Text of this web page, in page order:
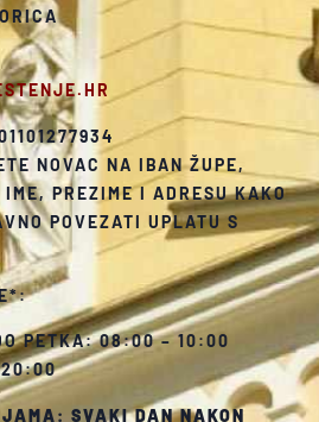
NOVAC NA IBAN ŽUPE,
PREZIME I ADRESU KAKO
POVEZATI UPLATU S
PETKA: 08:00 – 10:00
20:00
SVAKI DAN NAKON